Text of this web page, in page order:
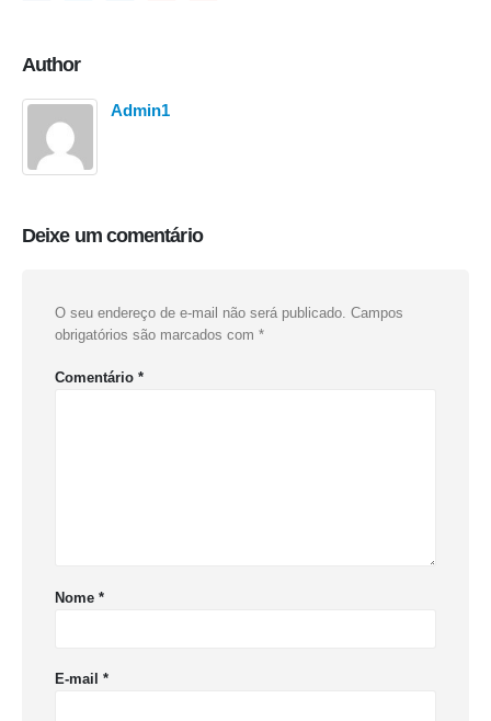
Author
Admin1
Deixe um comentário
O seu endereço de e-mail não será publicado. Campos
obrigatórios são marcados com *
Comentário *
Nome *
E-mail *